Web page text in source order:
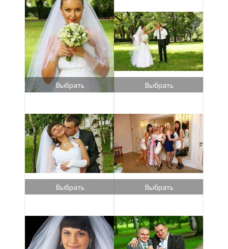
Выбрать Выбрать
Выбрать Выбрать